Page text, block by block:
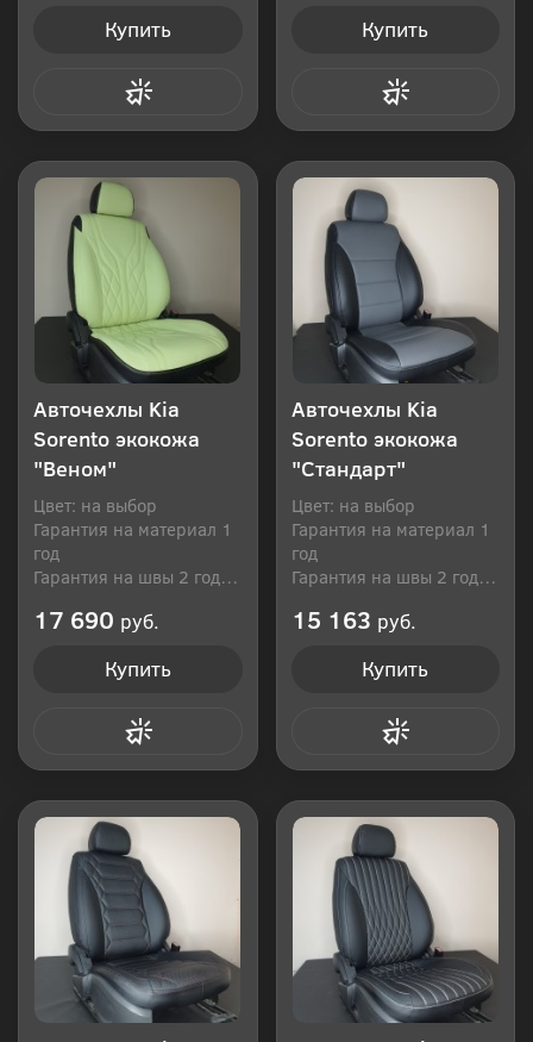
Купить Купить
Авточехлы Kia
Sorento экокожа
"Веном"
Цвет: на выбор
Гарантия на материал 1
год
Гарантия на швы 2 года
17 690 руб.
Купить
Авточехлы Kia
Sorento экокожа
"Стандарт"
Цвет: на выбор
Гарантия на материал 1
год
Гарантия на швы 2 года
15 163 руб.
Купить